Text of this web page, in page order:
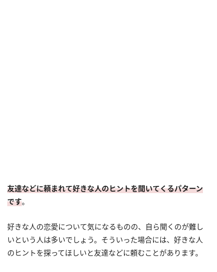
友達などに頼まれて好きな人のヒントを聞いてくるパターン
です。
好きな人の恋愛について気になるものの、自ら聞くのが難し
いという人は多いでしょう。そういった場合には、好きな人
のヒントを探ってほしいと友達などに頼むことがあります。